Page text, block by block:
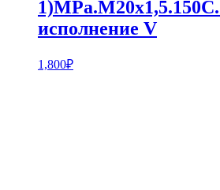
исполнение V
1,800₽